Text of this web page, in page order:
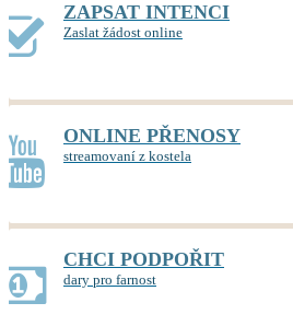
ZAPSAT INTENCI
Zaslat žádost online
ONLINE PŘENOSY
streamovaní z kostela
CHCI PODPOŘIT
dary pro farnost